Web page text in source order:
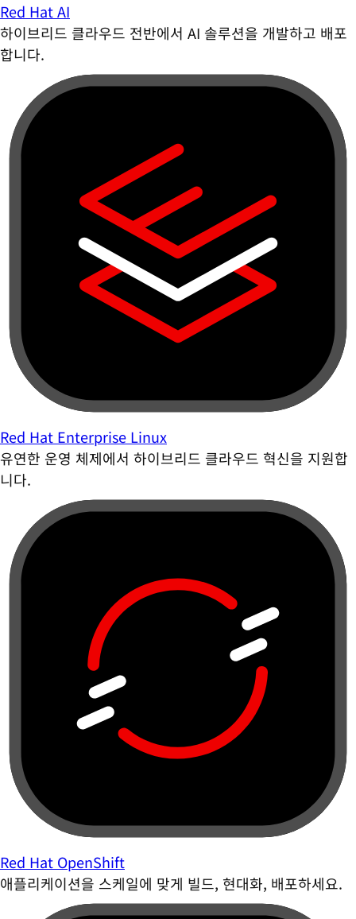
Red Hat AI
하이브리드 클라우드 전반에서 AI 솔루션을 개발하고 배포
합니다.
Red Hat Enterprise Linux
유연한 운영 체제에서 하이브리드 클라우드 혁신을 지원합
니다.
Red Hat OpenShift
애플리케이션을 스케일에 맞게 빌드, 현대화, 배포하세요.